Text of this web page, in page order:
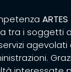
tra i soggetti